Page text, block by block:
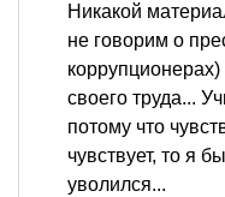
Никакой
не говорим о
коррупционерах)
своего труда...
потому что
чувствует, то я
уволился...